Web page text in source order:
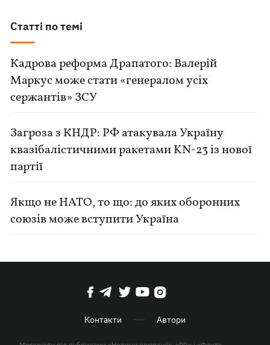
Статті по темі
Кадрова реформа Драпатого: Валерій
Маркус може стати «генералом усіх
сержантів» ЗСУ
Загроза з КНДР: РФ атакувала Україну
квазібалістичними ракетами KN-23 із нової
партії
Якщо не НАТО, то що: до яких оборонних
союзів може вступити Україна
Контакти Автори